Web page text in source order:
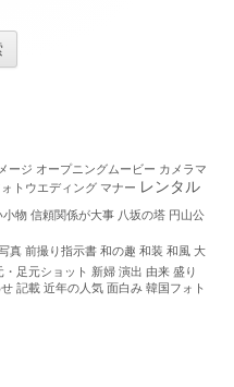
ージ オープニングムービー カメラマ
トウエディング マナー レンタル
小物 信頼関係が大事 八坂の塔 円山公
真 前撮り指示書 和の趣 和装 和風 大
・足元ショット 新婦 演出 由来 盛り
記載 近年の人気 面白み 韓国フォト